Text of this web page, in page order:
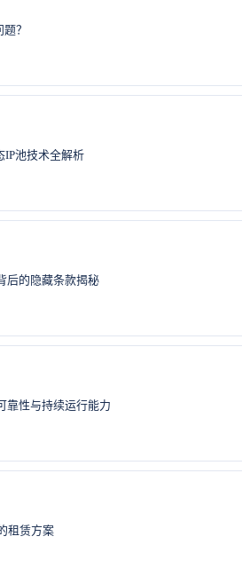
？
IP池技术全解析
后的隐藏条款揭秘
靠性与持续运行能力
租赁方案